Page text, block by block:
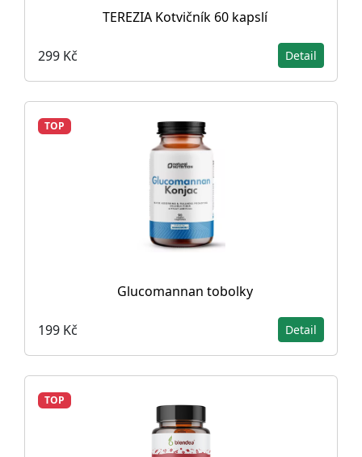
TEREZIA Kotvičník 60 kapslí
299 Kč Detail
TOP
Glucomannan tobolky
199 Kč Detail
TOP